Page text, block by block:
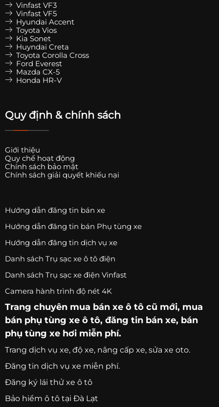
Vinfast VF3
Vinfast VF5
Hyundai Accent
Toyota Vios
Kia Sonet
Huyndai Creta
Toyota Corolla Cross
Ford Everest
Mazda CX-5
Honda HR-V
Quy định & chính sách
Giới thiệu
Quy chế hoạt động
Chính sách bảo mật
Chính sách giải quyết khiếu nại
Hướng dẫn đăng tin bán xe
Hướng dẫn đăng tin bán Phụ tùng xe
Hướng dẫn đăng tin dịch vụ xe
Danh sách Trụ sạc xe ô tô điện
Danh sách Trụ sạc xe điện Vinfast
Camera hành trình độ nét 4K
Trang chuyên mua bán xe ô tô cũ mới, mua
bán phụ tùng xe ô tô, đăng tin bán xe, bán
phụ tùng xe hơi miễn phí.
Trang dịch vụ xe, độ xe, nâng cấp xe, sửa xe oto.
Đăng tin dịch vụ xe miễn phí.
Đăng ký lái thử xe ô tô
Bảo hiểm ô tô tại Đà Lạt